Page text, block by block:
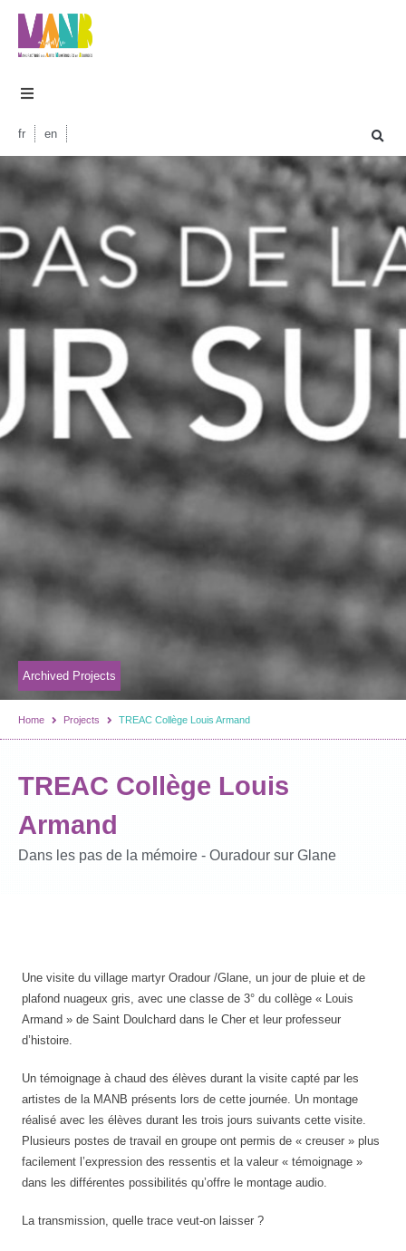
fr en
Archived Projects
Home Projects TREAC Collège Louis Armand
TREAC Collège Louis
Armand
Dans les pas de la mémoire - Ouradour sur Glane
Une visite du village martyr Oradour /Glane, un jour de pluie et de
plafond nuageux gris, avec une classe de 3° du collège « Louis
Armand » de Saint Doulchard dans le Cher et leur professeur
d’histoire.
Un témoignage à chaud des élèves durant la visite capté par les
artistes de la MANB présents lors de cette journée. Un montage
réalisé avec les élèves durant les trois jours suivants cette visite.
Plusieurs postes de travail en groupe ont permis de « creuser » plus
facilement l’expression des ressentis et la valeur « témoignage »
dans les différentes possibilités qu’offre le montage audio.
La transmission, quelle trace veut-on laisser ?